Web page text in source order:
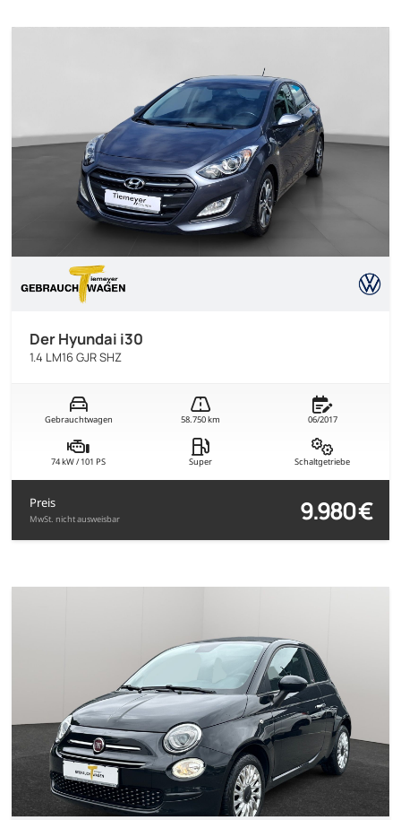
Der Hyundai i30
1.4 LM16 GJR SHZ
Gebrauchtwagen 58.750 km 06/2017
74 kW / 101 PS Super Schaltgetriebe
Preis
MwSt. nicht ausweisbar 9.980 €